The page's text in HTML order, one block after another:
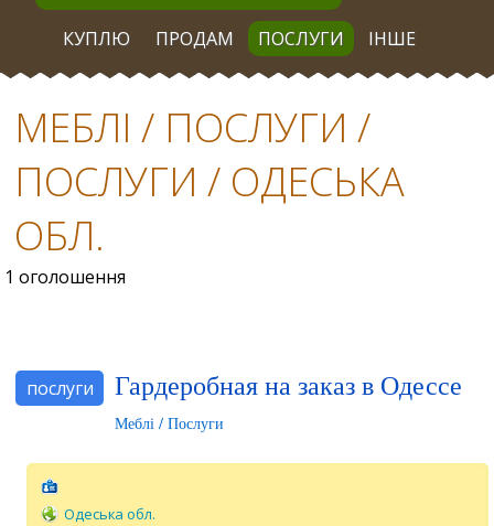
КУПЛЮ ПРОДАМ ПОСЛУГИ ІНШЕ
МЕБЛІ / ПОСЛУГИ /
ПОСЛУГИ / ОДЕСЬКА
ОБЛ.
1 оголошення
послуги Гардеробная на заказ в Одессе
Меблі / Послуги
Одеська обл.